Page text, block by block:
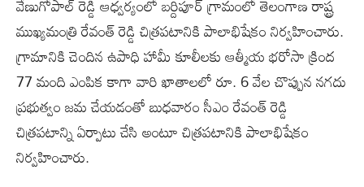
ముఖ్యమంత్రి రేవంత్ రెడ్డి చిత్రపటానికి పాలాభిషేకం నిర్వహించారు.
గ్రామానికి చెందిన ఉపాధి హామీ కూలీలకు ఆత్మీయ భరోసా క్రింద
77 మంది ఎంపిక కాగా వారి ఖాతాలలో రూ. 6 వేల చొప్పున నగదు
ప్రభుత్వం జమ చేయడంతో బుధవారం సీఎం రేవంత్ రెడ్డి
చిత్రపటాన్ని ఏర్పాటు చేసి అంటూ చిత్రపటానికి పాలాభిషేకం
నిర్వహించారు.